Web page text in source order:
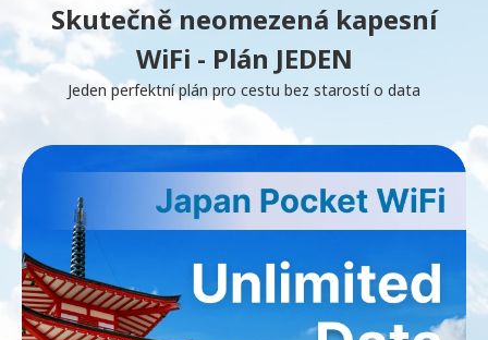
Skutečně neomezená kapesní
WiFi - Plán JEDEN
Jeden perfektní plán pro cestu bez starostí o data